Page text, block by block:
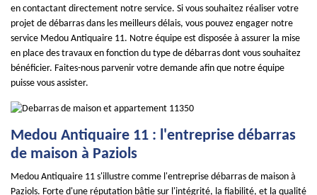
en contactant directement notre service. Si vous souhaitez réaliser votre
projet de débarras dans les meilleurs délais, vous pouvez engager notre
service Medou Antiquaire 11. Notre équipe est disposée à assurer la mise
en place des travaux en fonction du type de débarras dont vous souhaitez
bénéficier. Faites-nous parvenir votre demande afin que notre équipe
puisse vous assister.
Medou Antiquaire 11 : l'entreprise débarras
de maison à Paziols
Medou Antiquaire 11 s'illustre comme l'entreprise débarras de maison à
Paziols. Forte d'une réputation bâtie sur l'intégrité, la fiabilité, et la qualité